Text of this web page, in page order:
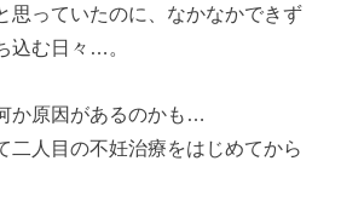
思っていたのに、なかなかできず
込む日々…。
か原因があるのかも…
二人目の不妊治療をはじめてから